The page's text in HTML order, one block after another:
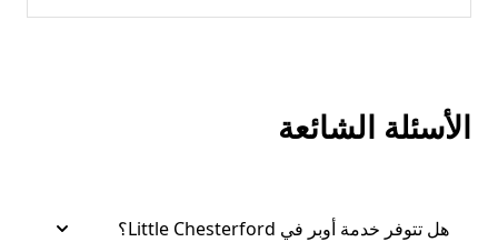
الأسئلة الشائعة
هل تتوفر خدمة أوبر في Little Chesterford؟